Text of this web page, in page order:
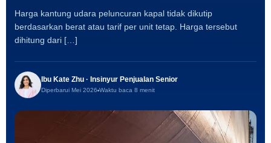
Harga kantung udara peluncuran kapal tidak dikutip
berdasarkan berat atau tarif per unit tetap. Harga tersebut
dihitung dari […]
Ibu Kate Zhu · Insinyur Penjualan Senior
Diperbarui Mei 2026 Waktu baca 8 menit